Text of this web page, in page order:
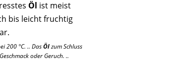
Öl ist meist
bis leicht fruchtig
200 °C. .. DasÖlzum Schluss
oder Geruch. ..